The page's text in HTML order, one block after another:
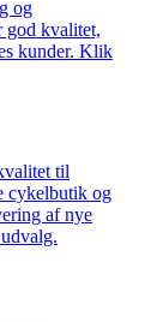
og
god kvalitet,
kunder. Klik
til
cykelbutik og
af nye